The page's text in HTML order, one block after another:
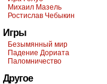
Михаил Мазель
Ростислав Чебыкин
Игры
Безымянный мир
Падение Дориата
Паломничество
Другое